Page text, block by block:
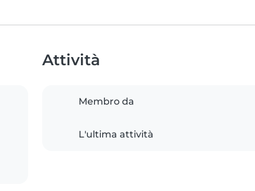
Attività
Membro da
L'ultima attività